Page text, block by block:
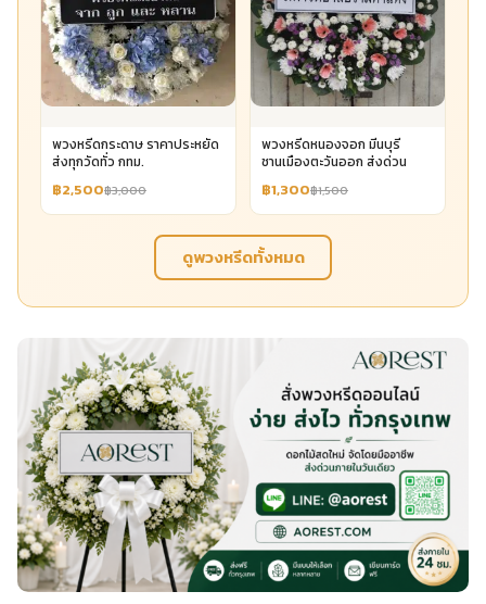
พวงหรีดกระดาษ ราคาประหยัด
ส่งทุกวัดทั่ว กทม.
฿2,500฿3,000
พวงหรีดหนองจอก มีนบุรี
ชานเมืองตะวันออก ส่งด่วน
฿1,300฿1,500
ดูพวงหรีดทั้งหมด